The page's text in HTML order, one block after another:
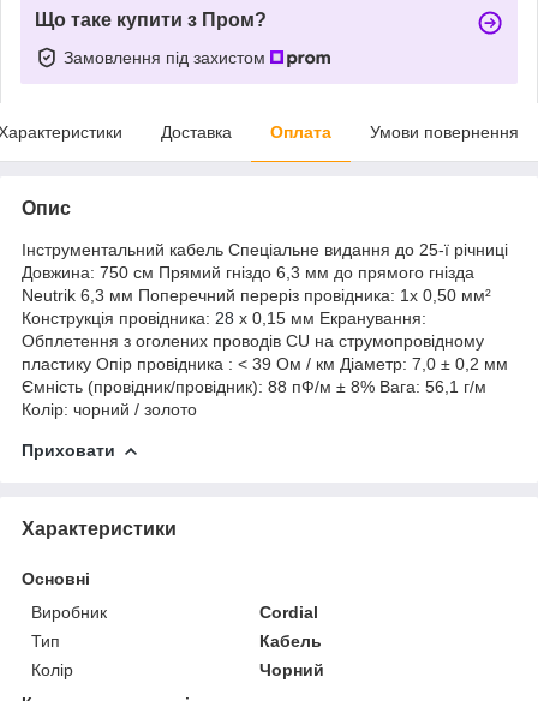
Що таке купити з Пром?
Замовлення під захистом
Доставка Оплата Умови повернення
Опис
Інструментальний кабель Спеціальне видання до 25-ї річниці
Довжина: 750 см Прямий гніздо 6,3 мм до прямого гнізда
Neutrik 6,3 мм Поперечний переріз провідника: 1x 0,50 мм²
Конструкція провідника: 28 x 0,15 мм Екранування:
Обплетення з оголених проводів CU на струмопровідному
пластику Опір провідника : < 39 Ом / км Діаметр: 7,0 ± 0,2 мм
Ємність (провідник/провідник): 88 пФ/м ± 8% Вага: 56,1 г/м
Колір: чорний / золото
Приховати
Характеристики
Основні
Виробник
Cordial
Тип
Кабель
Колір
Чорний